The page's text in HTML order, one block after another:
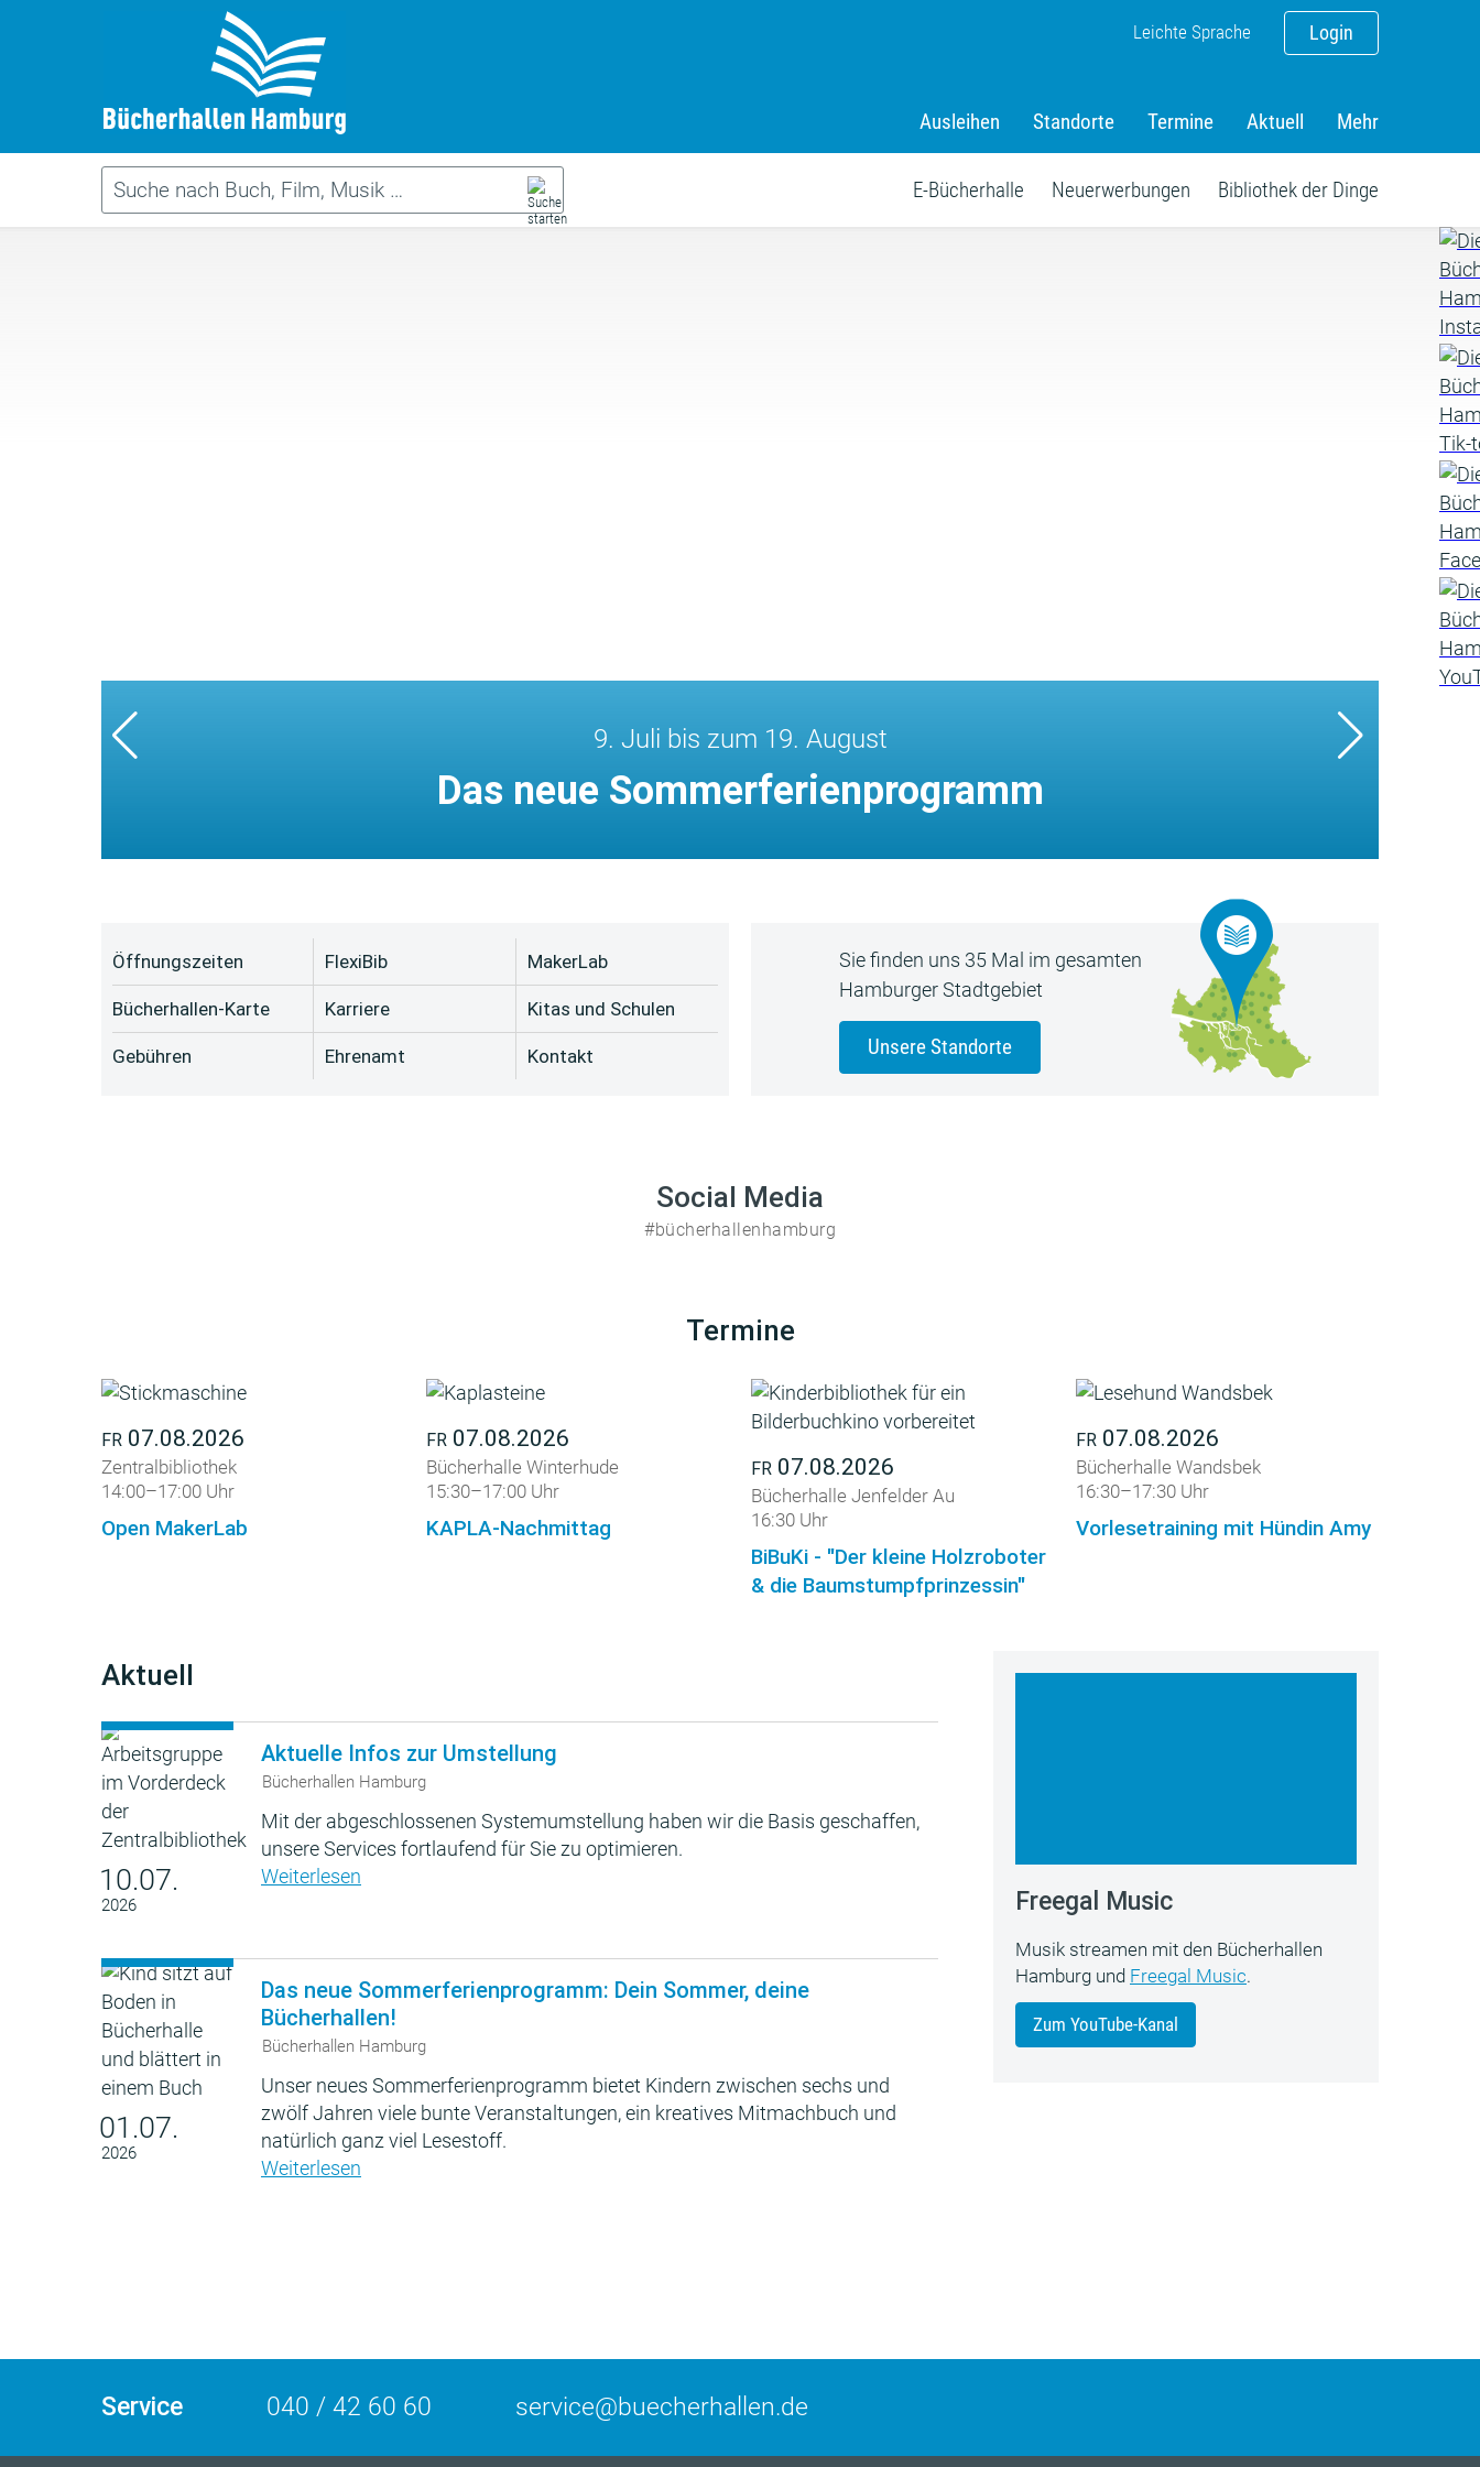
Login
Leichte Sprache
Ausleihen Standorte Termine Aktuell Mehr
E-Bücherhalle Neuerwerbungen Bibliothek der Dinge
9. Juli bis zum 19. August
Das neue Sommerferienprogramm
Öffnungszeiten
Bücherhallen-Karte
Gebühren
FlexiBib
Karriere
Ehrenamt
MakerLab
Kitas und Schulen
Kontakt
Sie finden uns 35 Mal im gesamten
Hamburger Stadtgebiet
Unsere Standorte
Social Media
#bücherhallenhamburg
Termine
FR 07.08.2026
Zentralbibliothek
14:00–17:00 Uhr
Open MakerLab
FR 07.08.2026
Bücherhalle Winterhude
15:30–17:00 Uhr
KAPLA-Nachmittag
FR 07.08.2026
Bücherhalle Jenfelder Au
16:30 Uhr
BiBuKi - "Der kleine Holzroboter
& die Baumstumpfprinzessin"
FR 07.08.2026
Bücherhalle Wandsbek
16:30–17:30 Uhr
Vorlesetraining mit Hündin Amy
Aktuell
10.07.
2026
Aktuelle Infos zur Umstellung
Bücherhallen Hamburg
Mit der abgeschlossenen Systemumstellung haben wir die Basis geschaffen,
unsere Services fortlaufend für Sie zu optimieren.
Weiterlesen
01.07.
2026
Das neue Sommerferienprogramm: Dein Sommer, deine
Bücherhallen!
Bücherhallen Hamburg
Unser neues Sommerferienprogramm bietet Kindern zwischen sechs und
zwölf Jahren viele bunte Veranstaltungen, ein kreatives Mitmachbuch und
natürlich ganz viel Lesestoff.
Weiterlesen
Freegal Music
Musik streamen mit den Bücherhallen
Hamburg und Freegal Music.
Zum YouTube-Kanal
Service 040 / 42 60 60 service@buecherhallen.de